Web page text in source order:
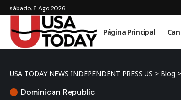
sábado, 8 Ago 2026
Página Principal
USA TODAY NEWS INDEPENDENT PRESS US > Blog >
Dominican Republic